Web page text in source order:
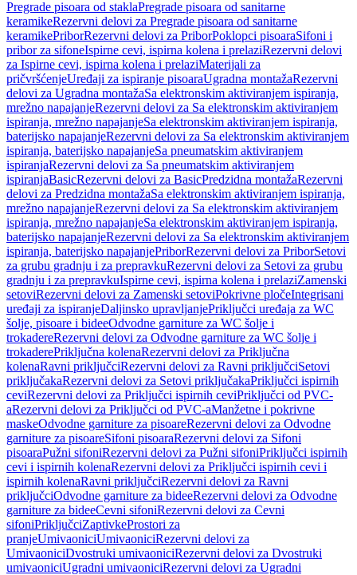
Pregrade pisoara od staklaPregrade pisoara od sanitarne
keramikeRezervni delovi za Pregrade pisoara od sanitarne
keramikePriborRezervni delovi za PriborPoklopci pisoaraSifoni i
pribor za sifoneIspirne cevi, ispirna kolena i prelaziRezervni delovi
za Ispirne cevi, ispirna kolena i prelaziMaterijali za
pričvršćenjeUređaji za ispiranje pisoaraUgradna montažaRezervni
delovi za Ugradna montažaSa elektronskim aktiviranjem ispiranja,
mrežno napajanjeRezervni delovi za Sa elektronskim aktiviranjem
ispiranja, mrežno napajanjeSa elektronskim aktiviranjem ispiranja,
baterijsko napajanjeRezervni delovi za Sa elektronskim aktiviranjem
ispiranja, baterijsko napajanjeSa pneumatskim aktiviranjem
ispiranjaRezervni delovi za Sa pneumatskim aktiviranjem
ispiranjaBasicRezervni delovi za BasicPredzidna montažaRezervni
delovi za Predzidna montažaSa elektronskim aktiviranjem ispiranja,
mrežno napajanjeRezervni delovi za Sa elektronskim aktiviranjem
ispiranja, mrežno napajanjeSa elektronskim aktiviranjem ispiranja,
baterijsko napajanjeRezervni delovi za Sa elektronskim aktiviranjem
ispiranja, baterijsko napajanjePriborRezervni delovi za PriborSetovi
za grubu gradnju i za prepravkuRezervni delovi za Setovi za grubu
gradnju i za prepravkuIspirne cevi, ispirna kolena i prelaziZamenski
setoviRezervni delovi za Zamenski setoviPokrivne pločeIntegrisani
uređaji za ispiranjeDaljinsko upravljanjePriključci uređaja za WC
šolje, pisoare i bideeOdvodne garniture za WC šolje i
trokadereRezervni delovi za Odvodne garniture za WC šolje i
trokaderePriključna kolenaRezervni delovi za Priključna
kolenaRavni priključciRezervni delovi za Ravni priključciSetovi
priključakaRezervni delovi za Setovi priključakaPriključci ispirnih
ceviRezervni delovi za Priključci ispirnih ceviPriključci od PVC-
aRezervni delovi za Priključci od PVC-aManžetne i pokrivne
maskeOdvodne garniture za pisoareRezervni delovi za Odvodne
garniture za pisoareSifoni pisoaraRezervni delovi za Sifoni
pisoaraPužni sifoniRezervni delovi za Pužni sifoniPriključci ispirnih
cevi i ispirnih kolenaRezervni delovi za Priključci ispirnih cevi i
ispirnih kolenaRavni priključciRezervni delovi za Ravni
priključciOdvodne garniture za bideeRezervni delovi za Odvodne
garniture za bideeCevni sifoniRezervni delovi za Cevni
sifoniPriključciZaptivkeProstori za
pranjeUmivaoniciUmivaoniciRezervni delovi za
UmivaoniciDvostruki umivaoniciRezervni delovi za Dvostruki
umivaoniciUgradni umivaoniciRezervni delovi za Ugradni